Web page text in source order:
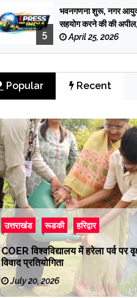
5
भवनगणना शुरू, नगर
सहयोग करने की की
प्रगणक
April 25, 2026
Popular Recent
उत्तराखंड रूडकी हरिद्वार
COER विश्वविद्यालय में हरेला पर्व पर
विवाद प्रतियोगिता
July 20, 2026